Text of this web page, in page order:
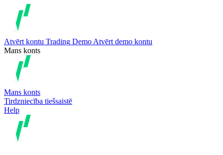
Atvērt kontu Trading Demo Atvērt demo kontu
Mans konts
Mans konts
Tirdzniecība tiešsaistē
Help